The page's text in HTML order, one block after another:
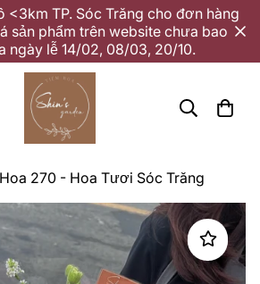
<3km TP. Sóc Trăng cho đơn hàng
sản phẩm trên website chưa bao
ngày lễ 14/02, 08/03, 20/10.
270 - Hoa Tươi Sóc Trăng